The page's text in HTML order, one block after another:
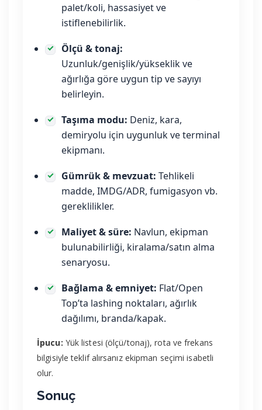
palet/koli, hassasiyet ve
istiflenebilirlik.
Ölçü & tonaj:
Uzunluk/genişlik/yükseklik ve
ağırlığa göre uygun tip ve sayıyı
belirleyin.
Taşıma modu: Deniz, kara,
demiryolu için uygunluk ve terminal
ekipmanı.
Gümrük & mevzuat: Tehlikeli
madde, IMDG/ADR, fumigasyon vb.
gereklilikler.
Maliyet & süre: Navlun, ekipman
bulunabilirliği, kiralama/satın alma
senaryosu.
Bağlama & emniyet: Flat/Open
Top’ta lashing noktaları, ağırlık
dağılımı, branda/kapak.
İpucu: Yük listesi (ölçü/tonaj), rota ve frekans
bilgisiyle teklif alırsanız ekipman seçimi isabetli
olur.
Sonuç